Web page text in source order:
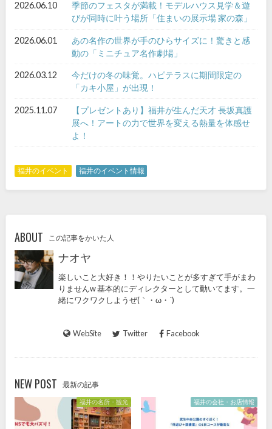
2026.06.10
季節のフェスタが満載！モデルハウス見学＆遊
びが同時に叶う場所「住まいの展示場 家の森」
2026.06.01
あの名作の世界が手のひらサイズに！驚きと感
動の「ミニチュア名作劇場」
2026.03.12
今だけの冬の味覚。ハピテラスに期間限定の
「カキ小屋」が出現！
2025.11.07
【プレゼントあり】福井が生んだ天才 長坂真護
展へ！アートの力で世界を変える熱量を体感せ
よ！
福井のイベント 福井のイベント情報
ABOUT この記事をかいた人
ナオヤ
楽しいこと大好き！！やりたいことが多すぎて手がまわ
りませんw 基本的にディレクターとして動いてます。一
緒にワクワクしようぜ(｀・ω・´)
WebSite Twitter Facebook
NEW POST 最新の記事
福井の名所・観光 福井の会社・お店情報